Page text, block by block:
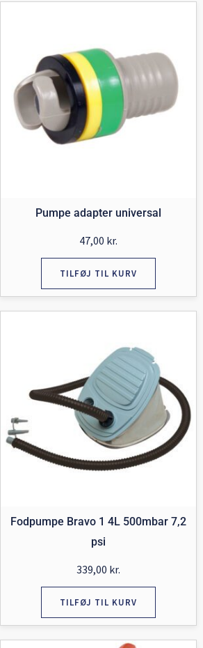
Pumpe adapter universal
47,00 kr.
TILFØJ TIL KURV
Fodpumpe Bravo 1 4L 500mbar 7,2
psi
339,00 kr.
TILFØJ TIL KURV